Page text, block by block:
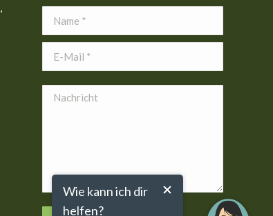
Nachricht
Wie kann ich dir
helfen?